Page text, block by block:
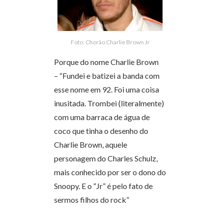
Foto: Chorão Charlie Brown Jr
Porque do nome Charlie Brown
– “Fundei e batizei a banda com
esse nome em 92. Foi uma coisa
inusitada. Trombei (literalmente)
com uma barraca de água de
coco que tinha o desenho do
Charlie Brown, aquele
personagem do Charles Schulz,
mais conhecido por ser o dono do
Snoopy. E o “Jr” é pelo fato de
sermos filhos do rock”